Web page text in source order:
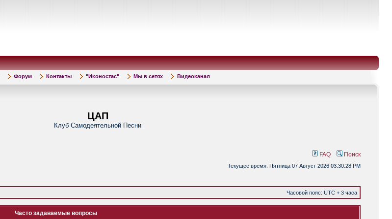
Форум Контакты "Иконостас" Мы в сетях Видеоканал
ЦАП
Клуб Самодеятельной Песни
FAQ Поиск
Текущее время: Пятница 07 Август 2026 03:30:28 PM
Часовой пояс: UTC + 3 часа
Часто задаваемые вопросы